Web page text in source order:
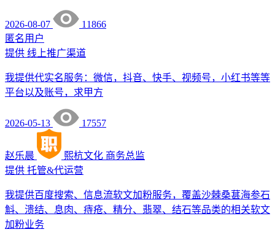
2026-08-07
11866
匿名用户
提供 线上推广渠道
我提供代实名服务：微信，抖音、快手、视频号，小红书等等
平台以及账号，求甲方
2026-05-13 17557
赵乐晨 熙杭文化 商务总监
提供 托管&代运营
我提供百度搜索、信息流软文加粉服务，覆盖沙棘桑葚海参石
斛、溃结、息肉、痔疮、精分、翡翠、结石等品类的相关软文
加粉业务